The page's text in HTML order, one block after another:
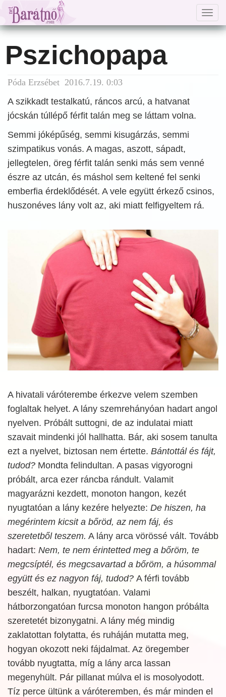
Pszichopapa
Póda Erzsébet 2016.7.19. 0:03
A szikkadt testalkatú, ráncos arcú, a hatvanat
jócskán túllépő férfit talán meg se láttam volna.
Semmi jóképűség, semmi kisugárzás, semmi
szimpatikus vonás. A magas, aszott, sápadt,
jellegtelen, öreg férfit talán senki más sem venné
észre az utcán, és máshol sem keltené fel senki
emberfia érdeklődését. A vele együtt érkező csinos,
huszonéves lány volt az, aki miatt felfigyeltem rá.
A hivatali váróterembe érkezve velem szemben
foglaltak helyet. A lány szemrehányóan hadart angol
nyelven. Próbált suttogni, de az indulatai miatt
szavait mindenki jól hallhatta. Bár, aki sosem tanulta
ezt a nyelvet, biztosan nem értette. Bántottál és fájt,
tudod? Mondta felindultan. A pasas vigyorogni
próbált, arca ezer ráncba rándult. Valamit
magyarázni kezdett, monoton hangon, kezét
nyugtatóan a lány kezére helyezte: De hiszen, ha
megérintem kicsit a bőröd, az nem fáj, és
szeretetből teszem. A lány arca vörössé vált. Tovább
hadart: Nem, te nem érintetted meg a bőröm, te
megcsíptél, és megcsavartad a bőröm, a húsommal
együtt és ez nagyon fáj, tudod? A férfi tovább
beszélt, halkan, nyugtatóan. Valami
hátborzongatóan furcsa monoton hangon próbálta
szeretetét bizonygatni. A lány még mindig
zaklatottan folytatta, és ruháján mutatta meg,
hogyan okozott neki fájdalmat. Az öregember
tovább nyugtatta, míg a lány arca lassan
megenyhült. Pár pillanat múlva el is mosolyodott.
Tíz perce ültünk a váróteremben, és már minden el